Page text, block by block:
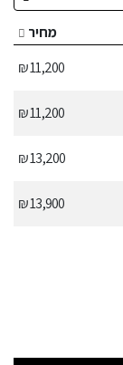
מחיר
11,200 ₪
11,200 ₪
13,200 ₪
13,900 ₪